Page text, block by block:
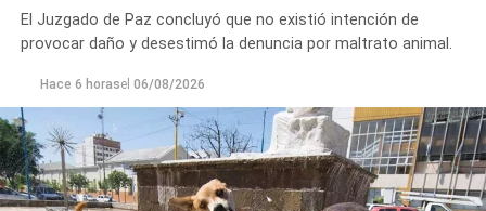
El Juzgado de Paz concluyó que no existió intención de
provocar daño y desestimó la denuncia por maltrato animal.
Hace 6 horasel 06/08/2026